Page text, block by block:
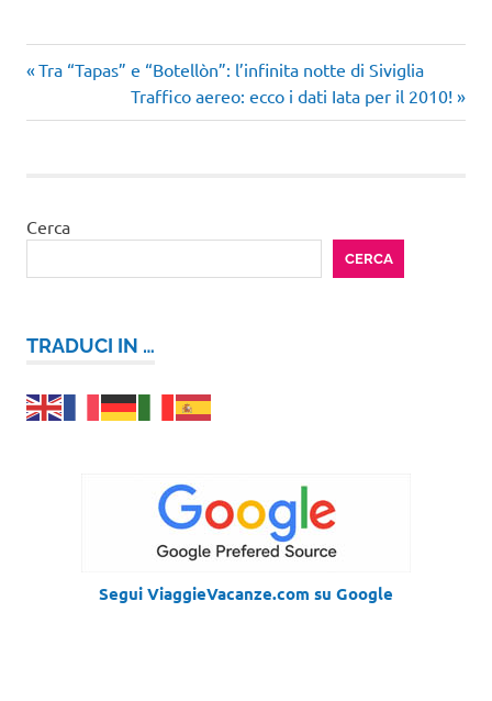
nel
Navigazione
articoli
Articolo
precedente:
Tra “Tapas” e “Botellòn”: l’infinita notte di Siviglia
Articolo
successivo:
Traffico aereo: ecco i dati Iata per il 2010!
Cerca
CERCA
TRADUCI IN …
Segui ViaggieVacanze.com su Google